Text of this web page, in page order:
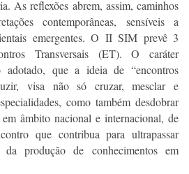
As reflexões abrem, assim, caminhos
contemporâneas, sensíveis a
emergentes.O II SIM prevê 3
Transversais (ET).O caráter
adotado, que a ideia de “encontros
visa não só cruzar, mesclar e
como também desdobrar
em âmbito nacional e internacional, de
que contribua para ultrapassar
da produção de conhecimentos em